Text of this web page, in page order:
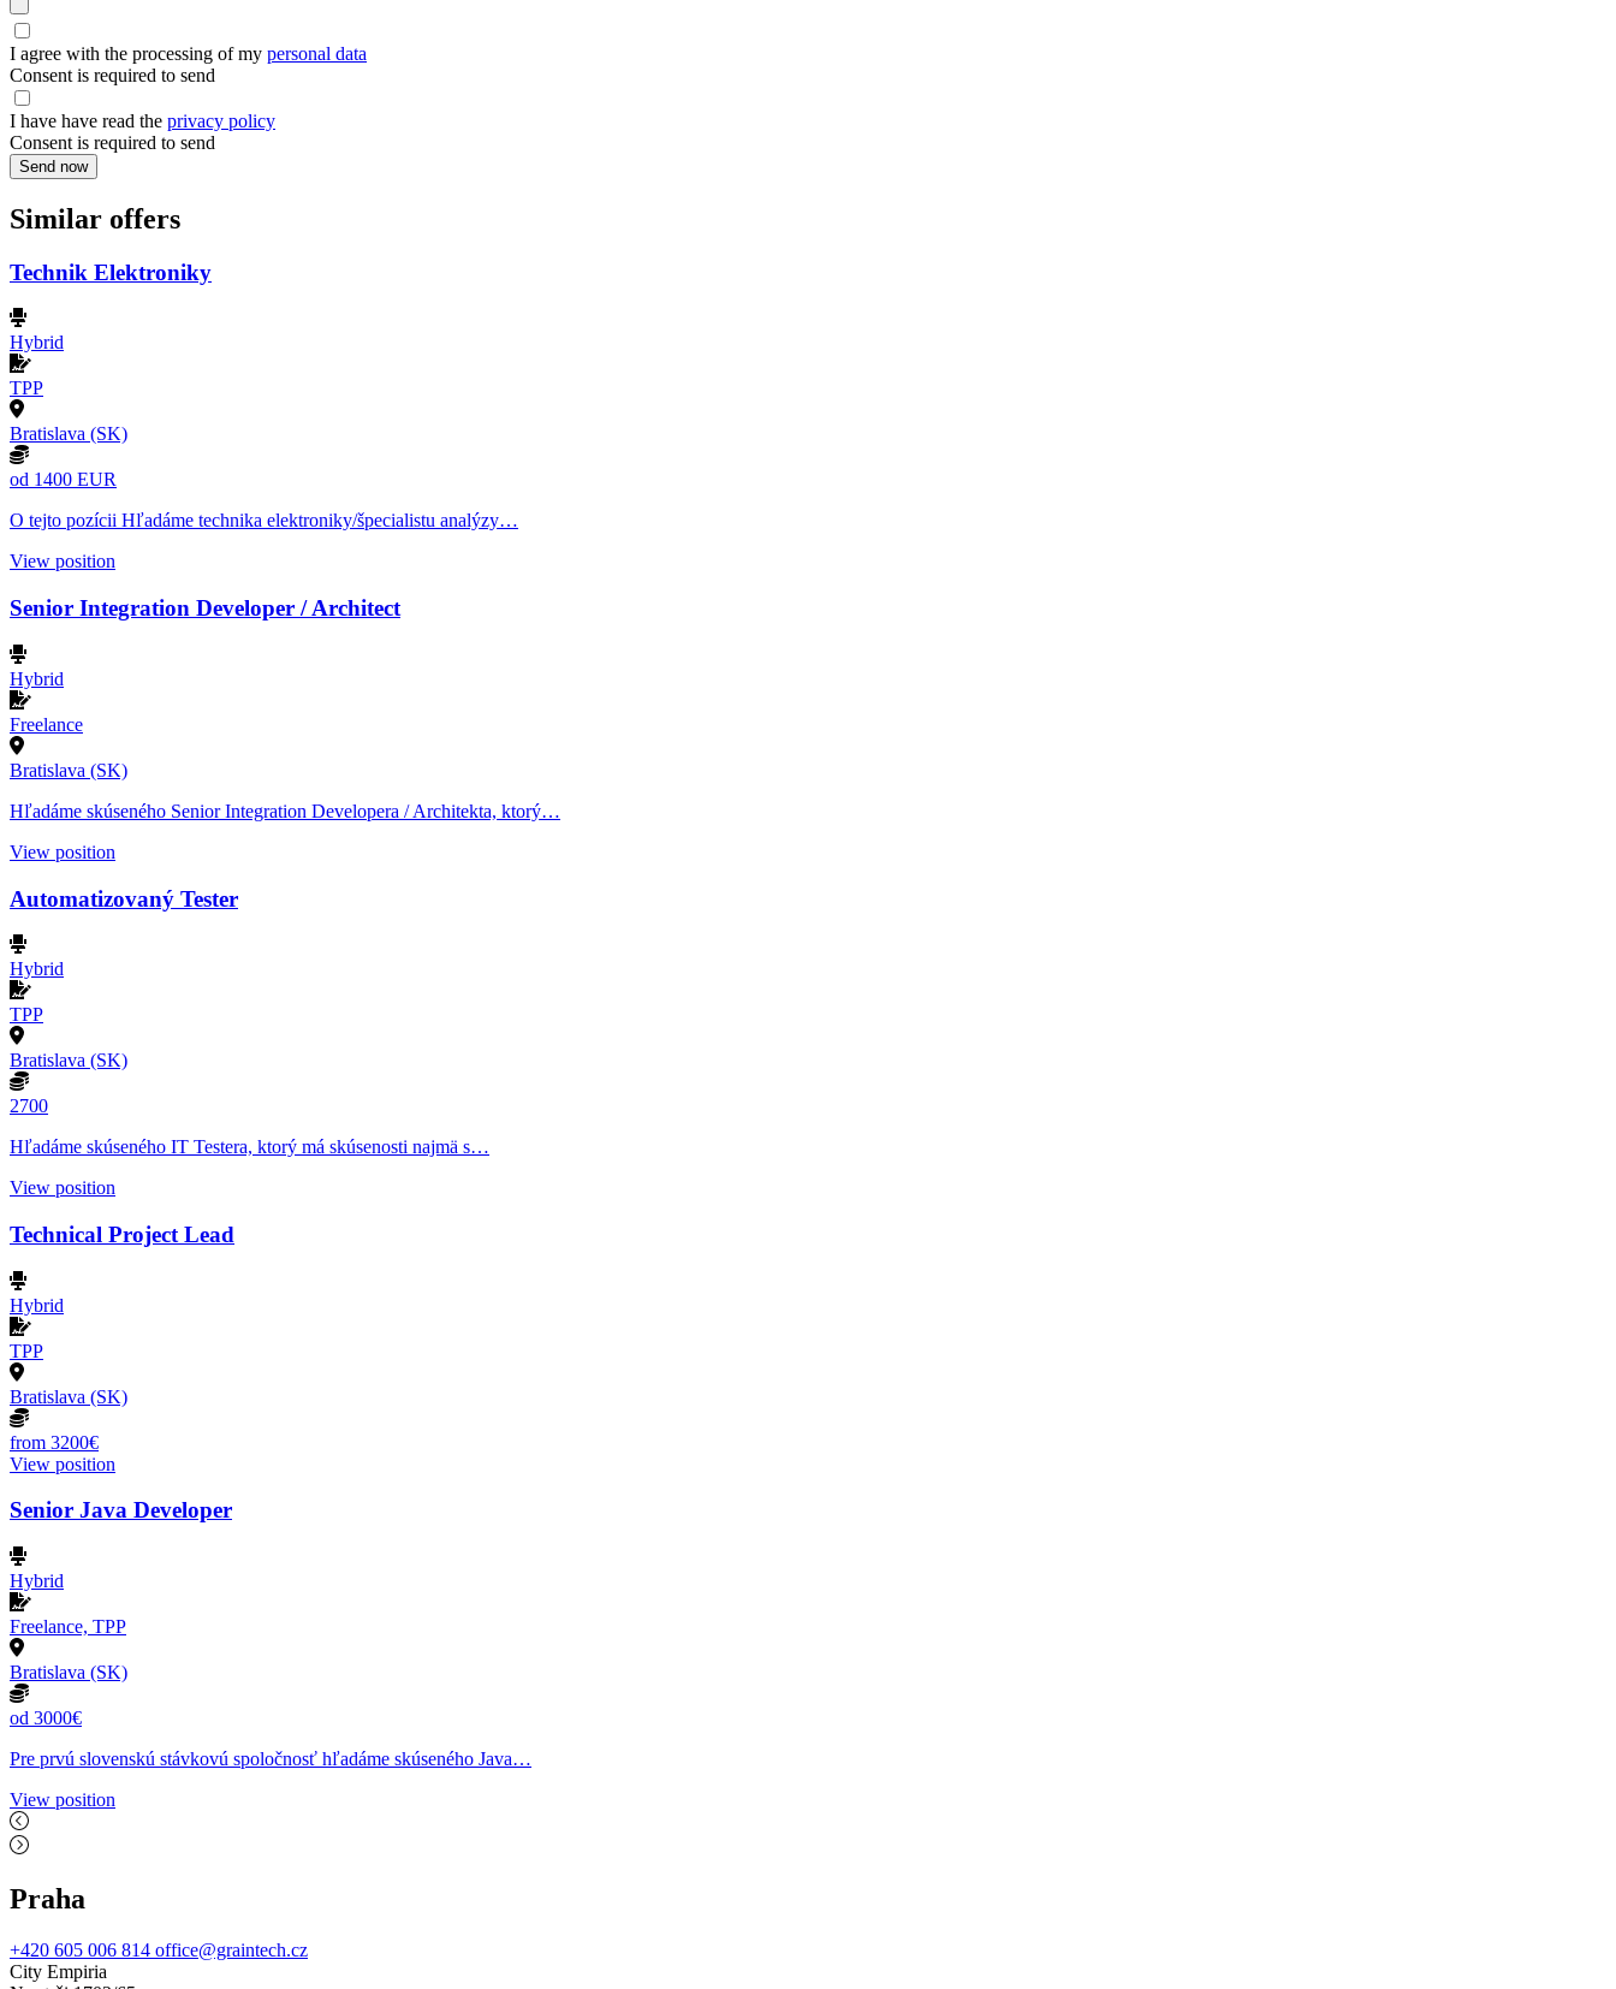
I agree with the processing of my personal data
Consent is required to send
I have have read the privacy policy
Consent is required to send
Send now
Similar offers
Technik Elektroniky
Hybrid
TPP
Bratislava (SK)
od 1400 EUR
O tejto pozícii Hľadáme technika elektroniky/špecialistu analýzy…
View position
Senior Integration Developer / Architect
Hybrid
Freelance
Bratislava (SK)
Hľadáme skúseného Senior Integration Developera / Architekta, ktorý…
View position
Automatizovaný Tester
Hybrid
TPP
Bratislava (SK)
2700
Hľadáme skúseného IT Testera, ktorý má skúsenosti najmä s…
View position
Technical Project Lead
Hybrid
TPP
Bratislava (SK)
from 3200€
View position
Senior Java Developer
Hybrid
Freelance, TPP
Bratislava (SK)
od 3000€
Pre prvú slovenskú stávkovú spoločnosť hľadáme skúseného Java…
View position
Praha
+420 605 006 814 office@graintech.cz
City Empiria